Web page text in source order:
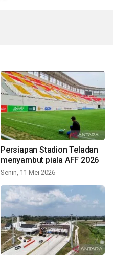
Persiapan Stadion Teladan
menyambut piala AFF 2026
Senin, 11 Mei 2026